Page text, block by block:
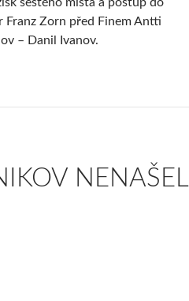
Zorn před Finem Antti
– Danil Ivanov.
NENAŠEL